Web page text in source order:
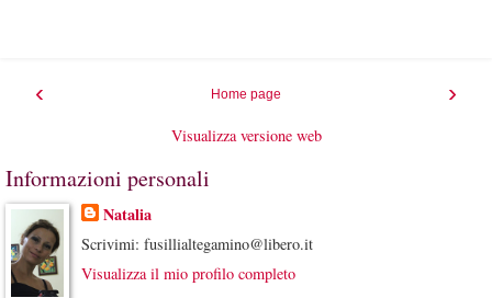
‹ ›
Home page
Visualizza versione web
Informazioni personali
Natalia
Scrivimi: fusillialtegamino@libero.it
Visualizza il mio profilo completo